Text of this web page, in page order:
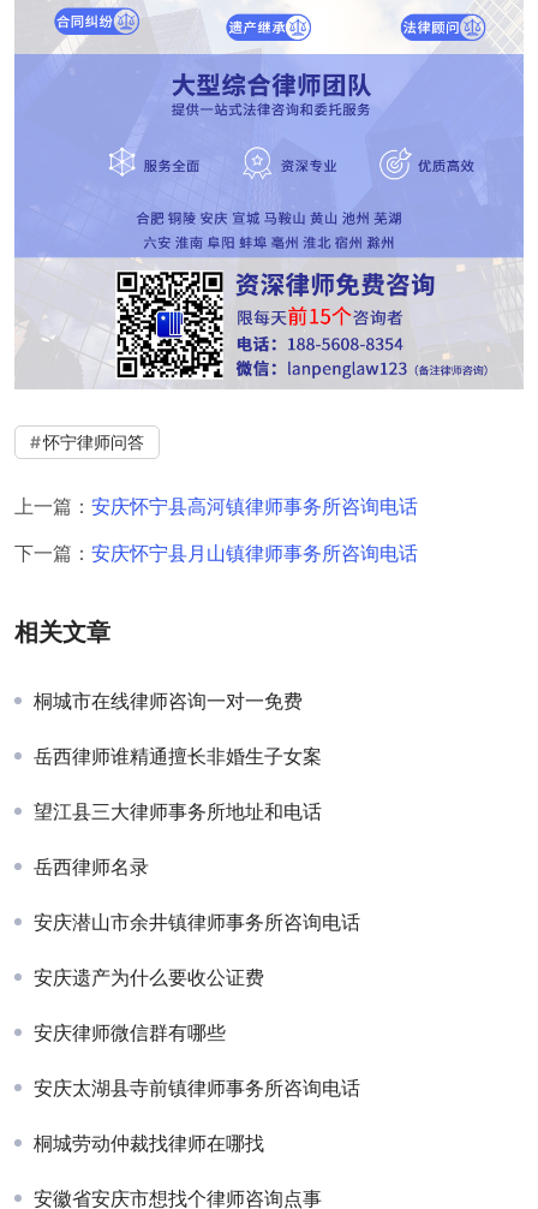
怀宁律师问答
上一篇： 安庆怀宁县高河镇律师事务所咨询电话
下一篇： 安庆怀宁县月山镇律师事务所咨询电话
相关文章
桐城市在线律师咨询一对一免费
岳西律师谁精通擅长非婚生子女案
望江县三大律师事务所地址和电话
岳西律师名录
安庆潜山市余井镇律师事务所咨询电话
安庆遗产为什么要收公证费
安庆律师微信群有哪些
安庆太湖县寺前镇律师事务所咨询电话
桐城劳动仲裁找律师在哪找
安徽省安庆市想找个律师咨询点事